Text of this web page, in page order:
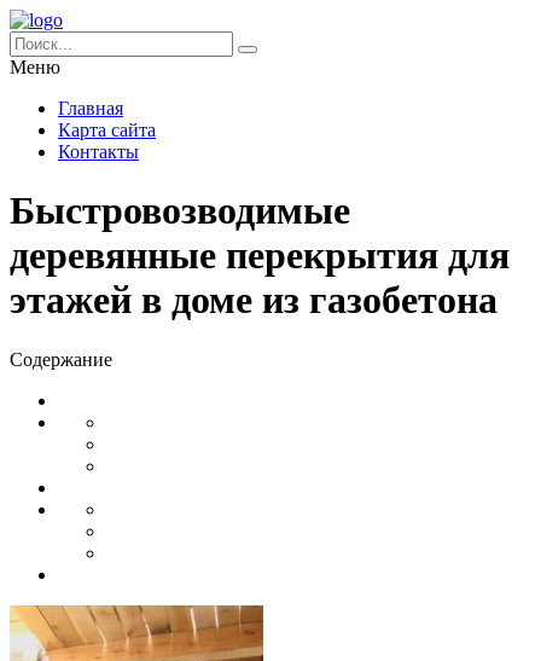
Меню
Главная
Карта сайта
Контакты
Быстровозводимые
деревянные перекрытия для
этажей в доме из газобетона
Содержание